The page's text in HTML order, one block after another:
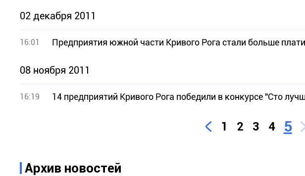
02 декабря 2011
16:01 Предприятия южной части Кривого Рога стали больше
08 ноября 2011
16:19 14 предприятий Кривого Рога победили в конкурсе "Сто
1 2 3 4 5
Архив новостей